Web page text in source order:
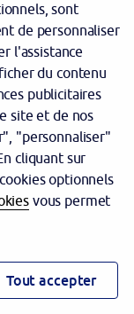
sont
de personnaliser
l'assistance
du contenu
publicitaires
site et de nos
"personnaliser"
cliquant sur
optionnels
vous permet
Tout accepter